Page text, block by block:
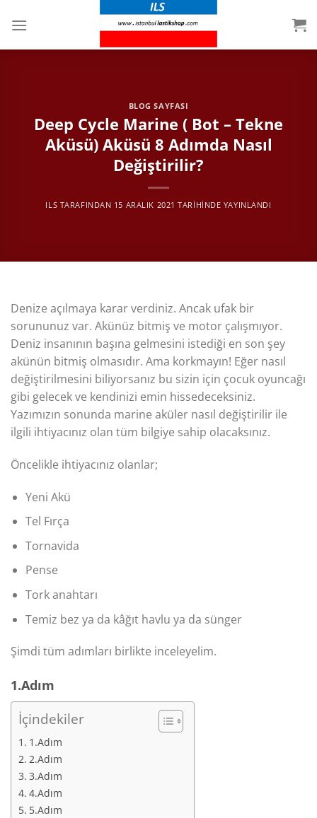
atla
BLOG SAYFASI
Deep Cycle Marine ( Bot – Tekne
Aküsü) Aküsü 8 Adımda Nasıl
Değiştirilir?
ILS TARAFINDAN 15 ARALIK 2021 TARIHINDE YAYINLANDI
Denize açılmaya karar verdiniz. Ancak ufak bir
sorununuz var. Akünüz bitmiş ve motor çalışmıyor.
Deniz insanının başına gelmesini istediği en son şey
akünün bitmiş olmasıdır. Ama korkmayın! Eğer nasıl
değiştirilmesini biliyorsanız bu sizin için çocuk oyuncağı
gibi gelecek ve kendinizi emin hissedeceksiniz.
Yazımızın sonunda marine aküler nasıl değiştirilir ile
ilgili ihtiyacınız olan tüm bilgiye sahip olacaksınız.
Öncelikle ihtiyacınız olanlar;
Yeni Akü
Tel Fırça
Tornavida
Pense
Tork anahtarı
Temiz bez ya da kâğıt havlu ya da sünger
Şimdi tüm adımları birlikte inceleyelim.
1.Adım
İçindekiler
1.Adım
2.Adım
3.Adım
4.Adım
5.Adım